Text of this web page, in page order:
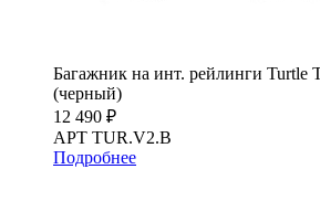
Багажник на инт. рейлинги Turtle
(черный)
12 490 ₽
АРТ TUR.V2.B
Подробнее